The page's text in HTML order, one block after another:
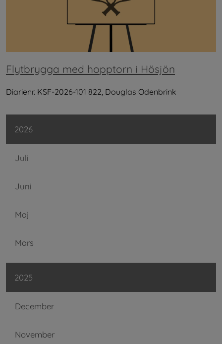
Flytbrygga med hopptorn i Hösjön
Diarienr. KSF-2026-101 822, Douglas Odenbrink
2026
Juli
Juni
Maj
Mars
2025
December
November